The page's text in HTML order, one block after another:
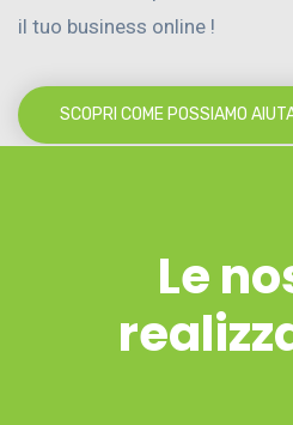
il tuo business online !
SCOPRI COME POSSIAMO
Le